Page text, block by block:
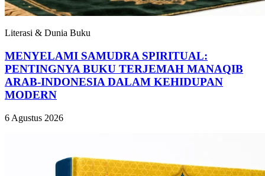
Literasi & Dunia Buku
MENYELAMI SAMUDRA SPIRITUAL:
PENTINGNYA BUKU TERJEMAH MANAQIB
ARAB-INDONESIA DALAM KEHIDUPAN
MODERN
6 Agustus 2026